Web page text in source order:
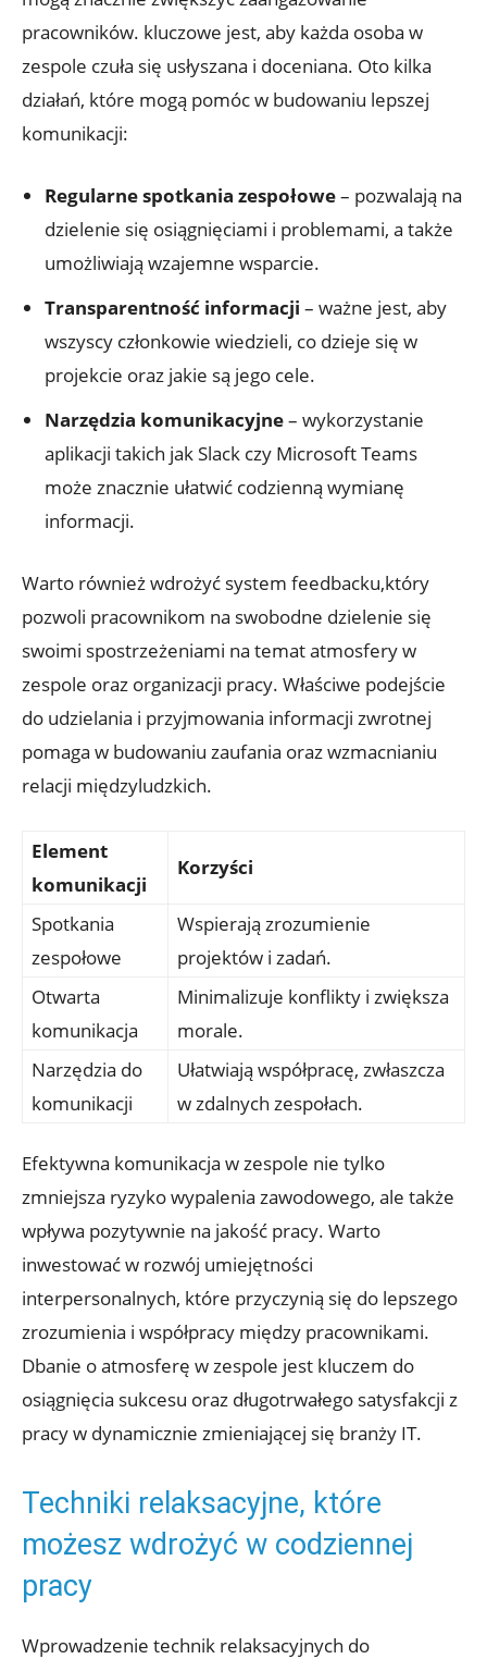
pracowników. kluczowe jest, aby każda osoba w
zespole czuła się usłyszana i doceniana. Oto kilka
działań, które mogą pomóc w budowaniu lepszej
komunikacji:
Regularne spotkania zespołowe– pozwalają na
dzielenie się osiągnięciami i problemami, a także
umożliwiają wzajemne wsparcie.
Transparentność informacji – ważne jest, aby
wszyscy członkowie wiedzieli, co dzieje się w
projekcie oraz jakie są jego cele.
Narzędzia komunikacyjne– wykorzystanie
aplikacji takich jak Slack czy Microsoft Teams
może znacznie ułatwić codzienną wymianę
informacji.
Warto również wdrożyć system feedbacku,który
pozwoli pracownikom na swobodne dzielenie się
swoimi spostrzeżeniami na temat atmosfery w
zespole oraz organizacji pracy. Właściwe podejście
do udzielania i przyjmowania informacji zwrotnej
pomaga w budowaniu zaufania oraz wzmacnianiu
relacji międzyludzkich.
Element
komunikacji
Korzyści
Spotkania
zespołowe
Wspierają zrozumienie
projektów i zadań.
Otwarta
komunikacja
Minimalizuje konflikty i zwiększa
morale.
Narzędzia do
komunikacji
Ułatwiają współpracę, zwłaszcza
w zdalnych zespołach.
Efektywna komunikacja w zespole nie tylko
zmniejsza ryzyko wypalenia zawodowego, ale także
wpływa pozytywnie na jakość pracy. Warto
inwestować w rozwój umiejętności
interpersonalnych, które przyczynią się do lepszego
zrozumienia i współpracy między pracownikami.
Dbanie o atmosferę w zespole jest kluczem do
osiągnięcia sukcesu oraz długotrwałego satysfakcji z
pracy w dynamicznie zmieniającej się branży IT.
Techniki relaksacyjne, które
możesz wdrożyć w codziennej
pracy
Wprowadzenie technik relaksacyjnych do